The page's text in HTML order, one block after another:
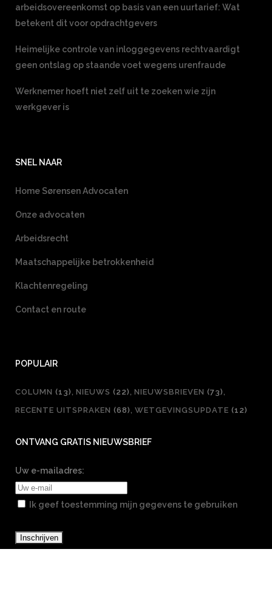
arbeidsovereenkomst op basis van een uurtarief: Wat
betekent dit voor opdrachtgevers
Heimelijke controle van inloggegevens rechtvaardigt
geen ontslag op staande voet wegens urenfraude
Werknemer hoeft niet zelf uit te zoeken wie zijn
werkgever is
SNEL NAAR
Home Sørensen Advocaten
Onze advocaten
Arbeidsrecht
Maatschappelijke betrokkenheid
Klachtenregeling
Contact en route
POPULAIR
COLUMN (13) NIEUWS (22) NIEUWSBRIEVEN (73)
RECENTE UITSPRAKEN (68) WETGEVINGSUPDATE (12)
ONTVANG GRATIS NIEUWSBRIEF
Uw e-mailadres:
Ik geef toestemming mijn gegevens te gebruiken